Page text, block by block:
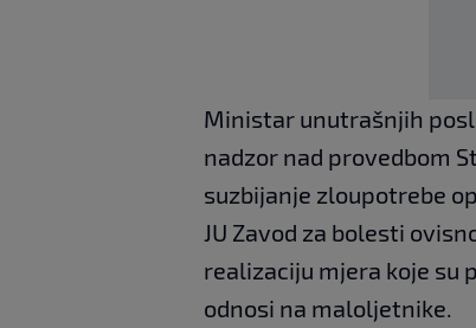
Ministar unutrašnjih
nadzor nad provedbom
suzbijanje zloupotrebe
JU Zavod za bolesti
realizaciju mjera koje su
odnosi na maloljetnike.